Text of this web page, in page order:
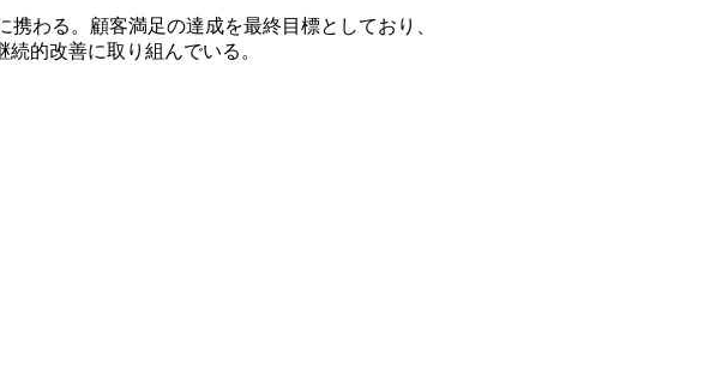
わる。顧客満足の達成を最終目標としており、
的改善に取り組んでいる。